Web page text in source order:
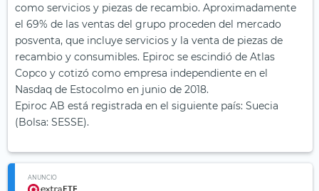
como servicios y piezas de recambio. Aproximadamente
el 69% de las ventas del grupo proceden del mercado
posventa, que incluye servicios y la venta de piezas de
recambio y consumibles. Epiroc se escindió de Atlas
Copco y cotizó como empresa independiente en el
Nasdaq de Estocolmo en junio de 2018.
Epiroc AB está registrada en el siguiente país: Suecia
(Bolsa: SESSE).
ANUNCIO